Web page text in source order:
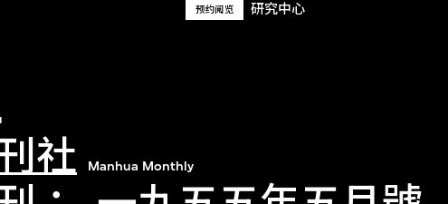
预约阅览 研究中心
社 Manhua Monthly